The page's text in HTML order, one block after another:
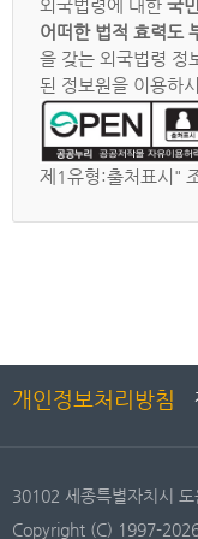
외국법령에 대한 국
어떠한 법적 효력도
을 갖는 외국법령 정
된 정보원을 이용하
제1유형:출처표시"
개인정보처리방침
30102 세종특별자치시
Copyright (C) 1997-